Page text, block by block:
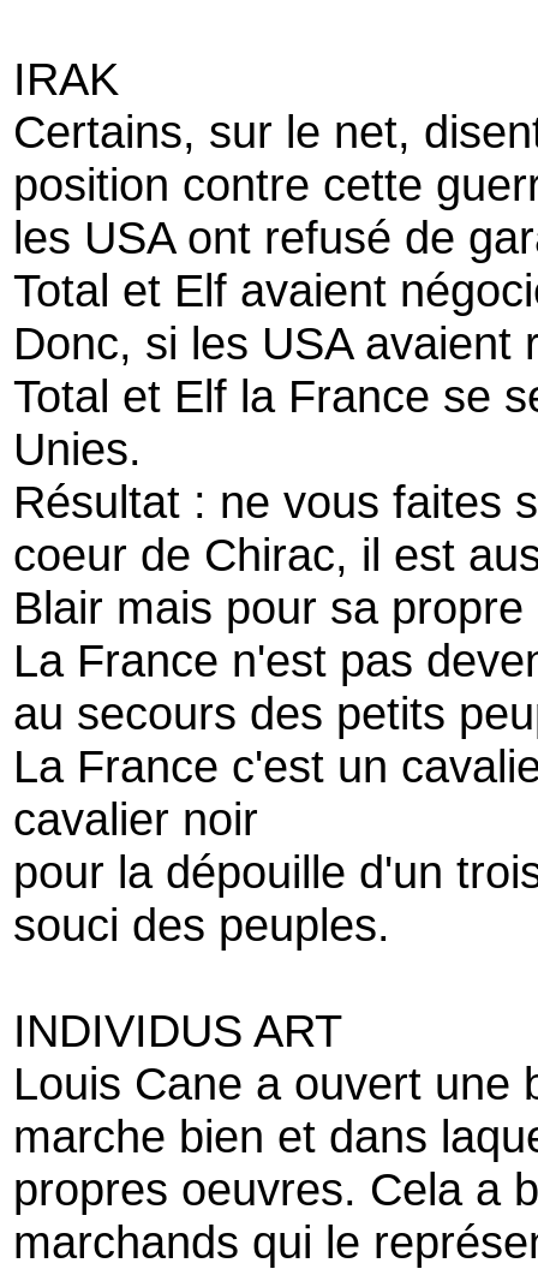
IRAK
Certains, sur le net,
position contre cette
les USA ont refusé de
Total et Elf avaient
Donc, si les USA avaient
Total et Elf la France se
Unies.
Résultat : ne vous faites
coeur de Chirac, il est
Blair mais pour sa propre
La France n'est pas
au secours des petits
La France c'est un
cavalier noir
pour la dépouille d'un
souci des peuples.
INDIVIDUS ART
Louis Cane a ouvert une
marche bien et dans
propres oeuvres. Cela a
marchands qui le